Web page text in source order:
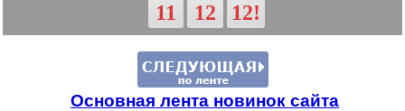
11
12 12!
Основная лента новинок сайта